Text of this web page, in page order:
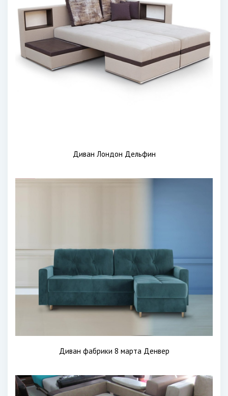
Диван Лондон Дельфин
Диван фабрики 8 марта Денвер